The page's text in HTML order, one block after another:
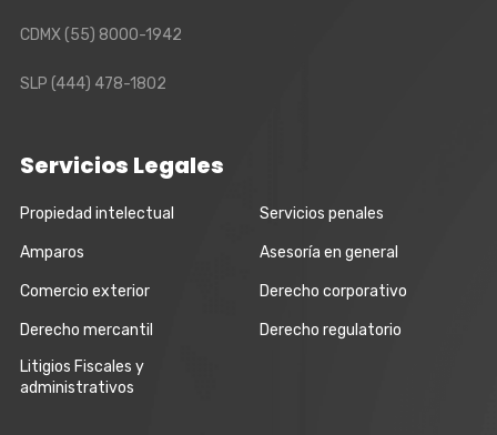
CDMX(55) 8000-1942
SLP (444) 478-1802
Servicios Legales
Propiedad intelectual Servicios penales
Amparos Asesoría en general
Comercio exterior Derecho corporativo
Derecho mercantil
Derecho regulatorio
Litigios Fiscales y
administrativos